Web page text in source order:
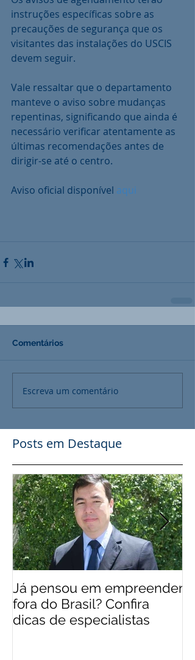
instruções específicas sobre as
precauções de segurança que os
visitantes das instalações do USCIS
devem seguir.
Vale ressaltar que o departamento
manteve o aviso sobre mudanças
repentinas, significando que ainda é
necessário verificar atentamente as
últimas recomendações antes de
dirigir-se até o centro.
Aviso oficial disponível aqui
Comentários
Escreva um comentário
Posts em Destaque
Já pensou em empreender
fora do Brasil? Confira
dicas de especialistas